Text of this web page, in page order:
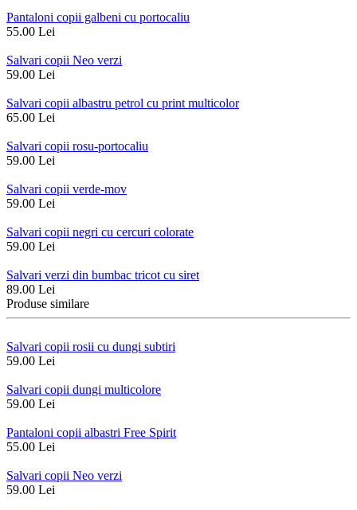
Pantaloni copii galbeni cu portocaliu
55.00 Lei
Salvari copii Neo verzi
59.00 Lei
Salvari copii albastru petrol cu print multicolor
65.00 Lei
Salvari copii rosu-portocaliu
59.00 Lei
Salvari copii verde-mov
59.00 Lei
Salvari copii negri cu cercuri colorate
59.00 Lei
Salvari verzi din bumbac tricot cu siret
89.00 Lei
Produse similare
Salvari copii rosii cu dungi subtiri
59.00 Lei
Salvari copii dungi multicolore
59.00 Lei
Pantaloni copii albastri Free Spirit
55.00 Lei
Salvari copii Neo verzi
59.00 Lei